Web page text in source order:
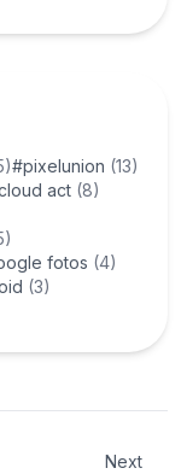
#pixelunion (13)
act (8)
fotos (4)
(3)
Next